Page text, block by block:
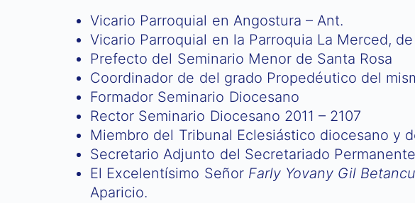
Vicario Parroquial en Angostura – Ant.
Vicario Parroquial en la Parroquia La Merced,
Prefecto del Seminario Menor de Santa Rosa
Coordinador de del grado Propedéutico del
Formador Seminario Diocesano
Rector Seminario Diocesano 2011 – 2107
Miembro del Tribunal Eclesiástico diocesano y
Secretario Adjunto del Secretariado
El Excelentísimo SeñorFarly Yovany Gil
Aparicio.